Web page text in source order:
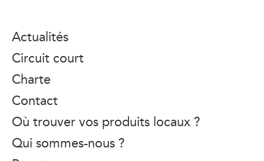
Actualités
Circuit court
Charte
Contact
Où trouver vos produits locaux ?
Qui sommes-nous ?